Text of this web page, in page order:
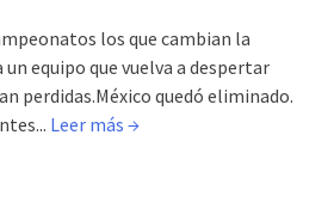
los que cambian la
equipo que vuelva a despertar
perdidas.México quedó eliminado.
Leer más →